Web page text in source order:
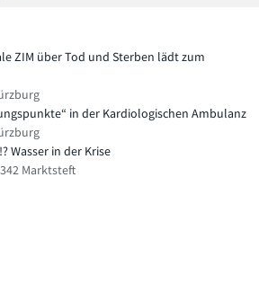
ZIM über Tod und Sterben lädt zum
in der Kardiologischen Ambulanz
Wasser in der Krise
Marktsteft